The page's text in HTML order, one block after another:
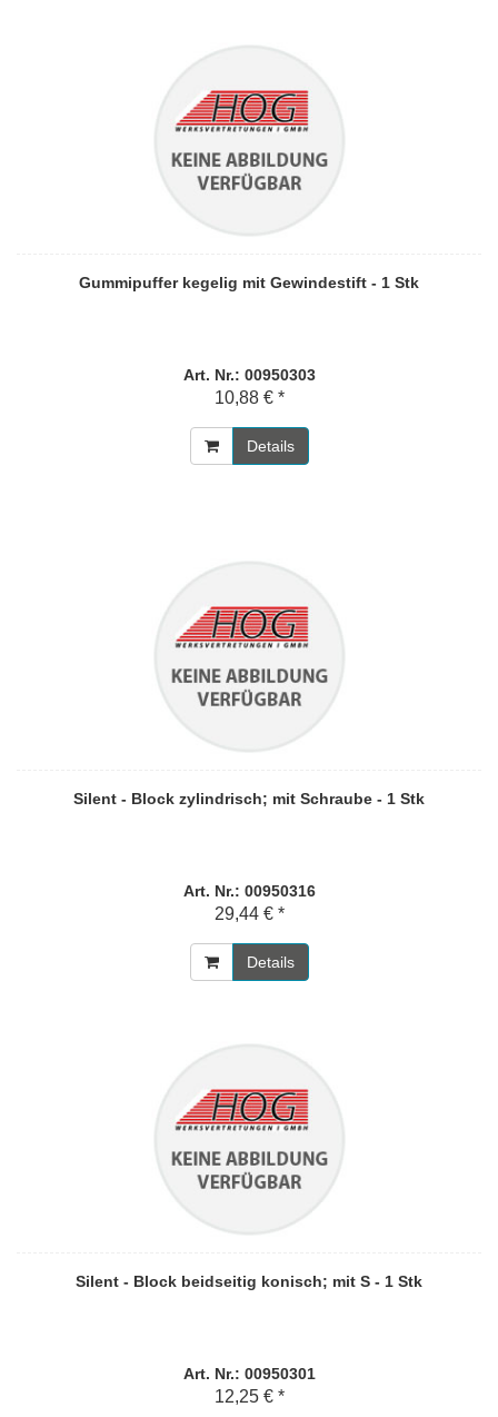
Gummipuffer kegelig mit Gewindestift - 1 Stk
Art. Nr.: 00950303
10,88 € *
Details
Silent - Block zylindrisch; mit Schraube - 1 Stk
Art. Nr.: 00950316
29,44 € *
Details
Silent - Block beidseitig konisch; mit S - 1 Stk
Art. Nr.: 00950301
12,25 € *